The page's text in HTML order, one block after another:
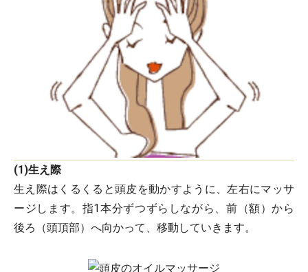
(1)生え際
生え際はくるくると頭皮を動かすように、左右にマッサ
ージします。指1本分ずつずらしながら、前（額）から
後ろ（頭頂部）へ向かって、移動していきます。